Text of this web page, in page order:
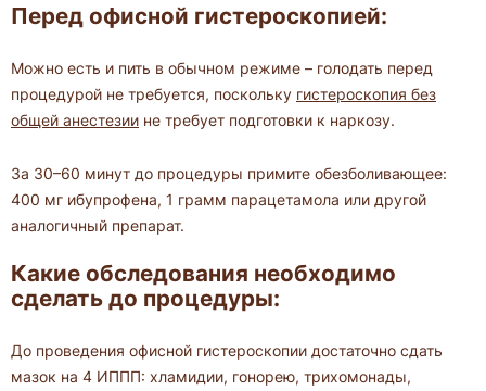
Перед офисной гистероскопией:
Можно есть и пить в обычном режиме – голодать перед
процедурой не требуется, поскольку гистероскопия без
общей анестезии не требует подготовки к наркозу.
За 30–60 минут до процедуры примите обезболивающее:
400 мг ибупрофена, 1 грамм парацетамола или другой
аналогичный препарат.
Какие обследования необходимо
сделать до процедуры:
До проведения офисной гистероскопии достаточно сдать
мазок на 4 ИППП: хламидии, гонорею, трихомонады,